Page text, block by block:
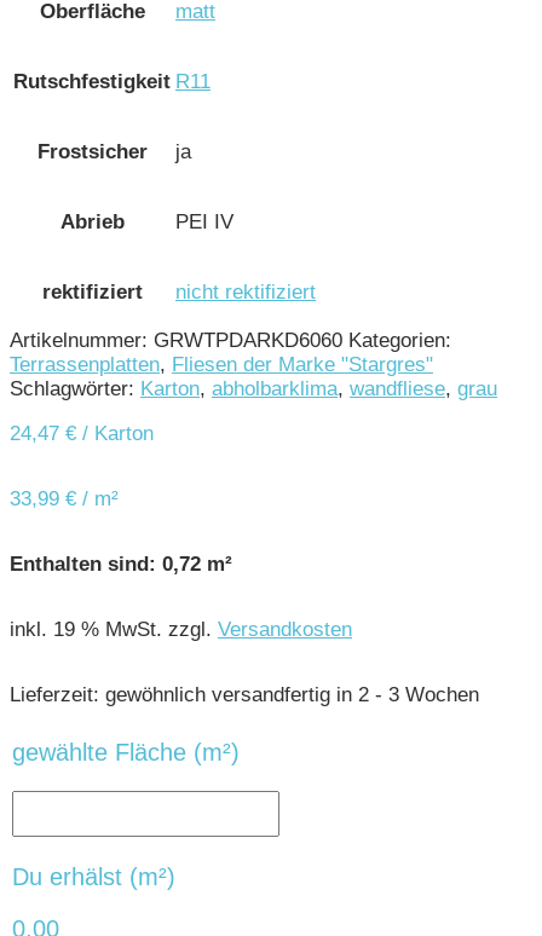
Oberfläche matt
Rutschfestigkeit R11
Frostsicher ja
Abrieb PEI IV
rektifiziert nicht rektifiziert
Artikelnummer: GRWTPDARKD6060 Kategorien:
Terrassenplatten, Fliesen der Marke "Stargres"
Schlagwörter: Karton, abholbarklima, wandfliese, grau
24,47 € / Karton
33,99 € / m²
Enthalten sind: 0,72 m²
inkl. 19 % MwSt. zzgl. Versandkosten
Lieferzeit: gewöhnlich versandfertig in 2 - 3 Wochen
gewählte Fläche (m²)
Du erhälst (m²)
0,00